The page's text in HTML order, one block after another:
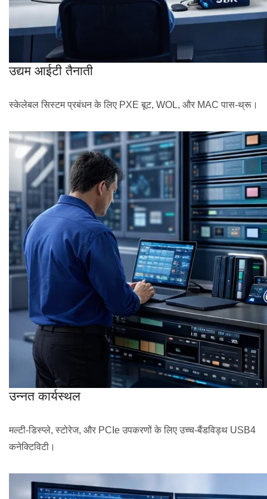
उद्यम आईटी तैनाती
स्केलेबल सिस्टम प्रबंधन के लिए PXE बूट, WOL, और MAC पास-थ्रू।
उन्नत कार्यस्थल
मल्टी-डिस्प्ले, स्टोरेज, और PCIe उपकरणों के लिए उच्च-बैंडविड्थ USB4
कनेक्टिविटी।